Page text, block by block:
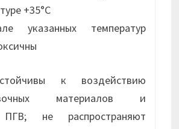
+35°С
указанных температур
к воздействию
материалов и
не распространяют